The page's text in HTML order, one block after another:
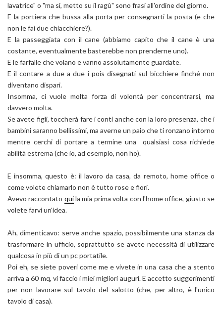
lavatrice" o "ma si, metto su il ragù" sono frasi all'ordine del giorno.
E la portiera che bussa alla porta per consegnarti la posta (e che
non le fai due chiacchiere?).
E la passeggiata con il cane (abbiamo capito che il cane è una
costante, eventualmente basterebbe non prenderne uno).
E le farfalle che volano e vanno assolutamente guardate.
E il contare a due a due i pois disegnati sul bicchiere finché non
diventano dispari.
Insomma, ci vuole molta forza di volontà per concentrarsi, ma
davvero molta.
Se avete figli, toccherà fare i conti anche con la loro presenza, che i
bambini saranno bellissimi, ma averne un paio che ti ronzano intorno
mentre cerchi di portare a termine una qualsiasi cosa richiede
abilità estrema (che io, ad esempio, non ho).
E insomma, questo è: il lavoro da casa, da remoto, home office o
come volete chiamarlo non è tutto rose e fiori.
Avevo raccontato quila mia prima volta con l'home office, giusto se
volete farvi un'idea.
Ah, dimenticavo: serve anche spazio, possibilmente una stanza da
trasformare in ufficio, soprattutto se avete necessità di utilizzare
qualcosa in più di un pc portatile.
Poi eh, se siete poveri come me e vivete in una casa che a stento
arriva a 60 mq, vi faccio i miei migliori auguri. E accetto suggerimenti
per non lavorare sul tavolo del salotto (che, per altro, è l'unico
tavolo di casa).